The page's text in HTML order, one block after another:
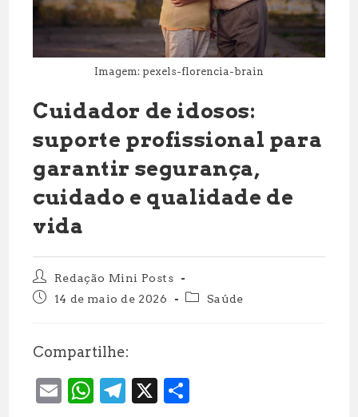
Imagem: pexels-florencia-brain
Cuidador de idosos:
suporte profissional para
garantir segurança,
cuidado e qualidade de
vida
Autor
do
post:
Redação Mini Posts
Post14 de maio de 2026
Categoria
Saúde
Compartilhe:
E
W T
X